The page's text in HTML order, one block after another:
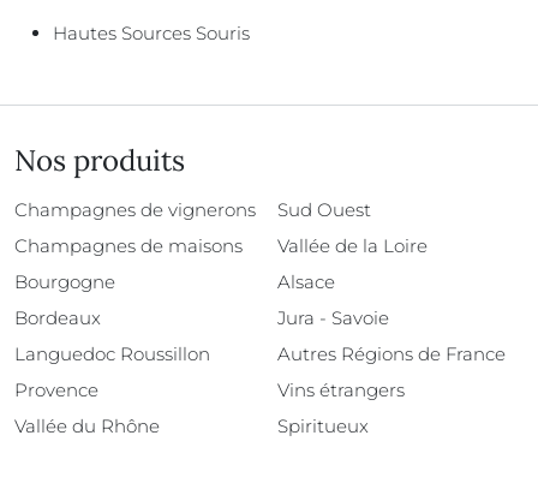
Hautes Sources Souris
Nos produits
Champagnes de vignerons
Champagnes de maisons
Bourgogne
Bordeaux
Languedoc Roussillon
Provence
Vallée du Rhône
Sud Ouest
Vallée de la Loire
Alsace
Jura - Savoie
Autres Régions de France
Vins étrangers
Spiritueux